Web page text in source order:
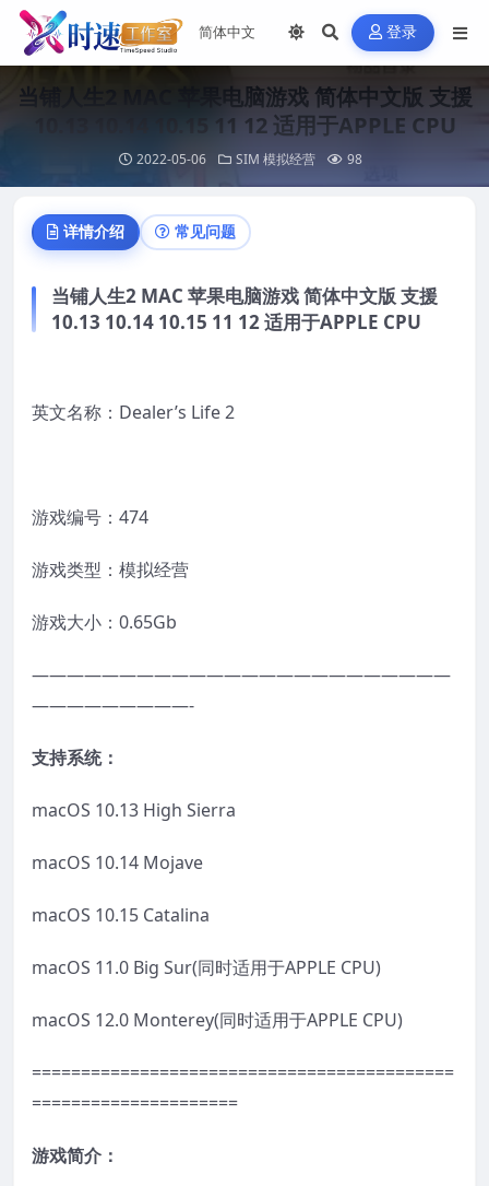
登录
当铺人生2 MAC 苹果电脑游戏 简体中文版 支援
10.13 10.14 10.15 11 12 适用于APPLE CPU
2022-05-06 SIM 模拟经营 98
详情介绍 常见问题
当铺人生2 MAC 苹果电脑游戏 简体中文版 支援
10.13 10.14 10.15 11 12 适用于APPLE CPU
英文名称：Dealer’s Life 2
游戏编号：474
游戏类型：模拟经营
游戏大小：0.65Gb
————————————————————————
—————————-
支持系统：
macOS 10.13 High Sierra
macOS 10.14 Mojave
macOS 10.15 Catalina
macOS 11.0 Big Sur(同时适用于APPLE CPU)
macOS 12.0 Monterey(同时适用于APPLE CPU)
===========================================
=====================
游戏简介：